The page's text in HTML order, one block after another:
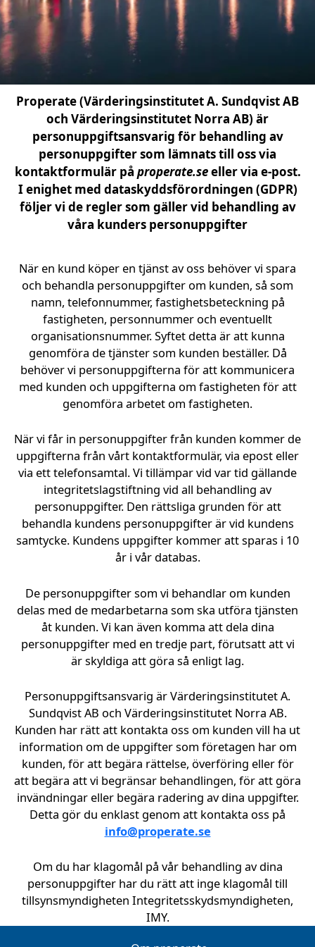
Properate (Värderingsinstitutet A. Sundqvist AB
och Värderingsinstitutet Norra AB) är
personuppgiftsansvarig för behandling av
personuppgifter som lämnats till oss via
kontaktformulär på properate.seeller via e-post.
I enighet med dataskyddsförordningen (GDPR)
följer vi de regler som gäller vid behandling av
våra kunders personuppgifter
När en kund köper en tjänst av oss behöver vi spara
och behandla personuppgifter om kunden, så som
namn, telefonnummer, fastighetsbeteckning på
fastigheten, personnummer och eventuellt
organisationsnummer. Syftet detta är att kunna
genomföra de tjänster som kunden beställer. Då
behöver vi personuppgifterna för att kommunicera
med kunden och uppgifterna om fastigheten för att
genomföra arbetet om fastigheten.
När vi får in personuppgifter från kunden kommer de
uppgifterna från vårt kontaktformulär, via epost eller
via ett telefonsamtal. Vi tillämpar vid var tid gällande
integritetslagstiftning vid all behandling av
personuppgifter. Den rättsliga grunden för att
behandla kundens personuppgifter är vid kundens
samtycke. Kundens uppgifter kommer att sparas i 10
år i vår databas.
De personuppgifter som vi behandlar om kunden
delas med de medarbetarna som ska utföra tjänsten
åt kunden. Vi kan även komma att dela dina
personuppgifter med en tredje part, förutsatt att vi
är skyldiga att göra så enligt lag.
Personuppgiftsansvarig är Värderingsinstitutet A.
Sundqvist AB och Värderingsinstitutet Norra AB.
Kunden har rätt att kontakta oss om kunden vill ha ut
information om de uppgifter som företagen har om
kunden, för att begära rättelse, överföring eller för
att begära att vi begränsar behandlingen, för att göra
invändningar eller begära radering av dina uppgifter.
Detta gör du enklast genom att kontakta oss på
info@properate.se
Om du har klagomål på vår behandling av dina
personuppgifter har du rätt att inge klagomål till
tillsynsmyndigheten Integritetsskydsmyndigheten,
IMY.